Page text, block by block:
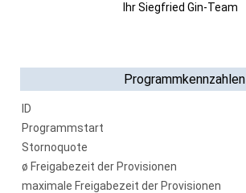
Ihr Siegfried Gin-Team
Programmkennzahlen
ID
Programmstart
Stornoquote
ø Freigabezeit der Provisionen
maximale Freigabezeit der Provisionen